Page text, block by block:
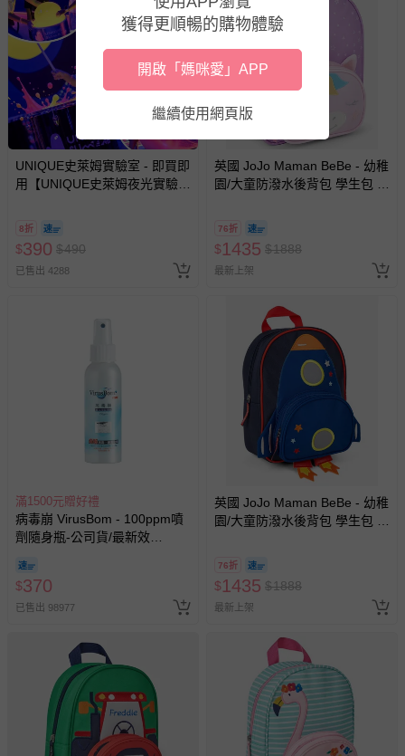
UNIQUE史萊姆實驗室 - 即買即
用【UNIQUE史萊姆夜光實驗室
人小孩均一價(3歲以上需購票))
8折
$390 $490
已售出 4288
英國 JoJo Maman BeBe - 幼稚
園/大童防潑水後背包 學生包 旅
76折
$1435 $1888
最新上架
滿1500元贈好禮
病毒崩 VirusBom - 100ppm噴
劑隨身瓶-公司貨/最新效
$370
已售出 98977
英國 JoJo Maman BeBe - 幼稚
園/大童防潑水後背包 學生包 旅
76折
$1435 $1888
最新上架
獲得更順暢的購物體驗
開啟「媽咪愛」APP
繼續使用網頁版